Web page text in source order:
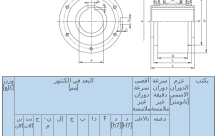
يكتب
عزم
الدوران
الاسمي
[نانومتر]
سرعة
دوران
دقيقة
غير
ملامسة
أقصى
سرعة
دوران
غير
ملامسة
البعد في الكنتور
[مم]
وزن
[كلغ]
ندقيقة نالأعلى
د
د
F د 1 ب ج إل
ن -
م
ح بث
xtث
بن
xtن